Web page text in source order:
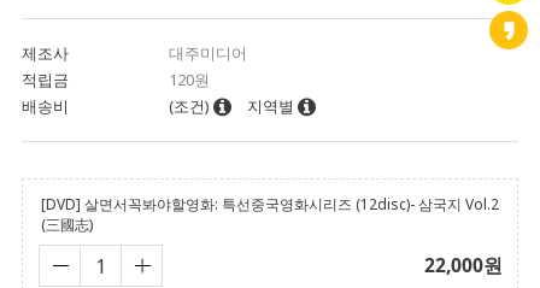
제조사
대주미디어
적립금
120원
배송비
(조건) 지역별
[DVD] 살면서꼭봐야할영화: 특선중국영화시리즈 (12disc)- 삼국지 Vol.2
(三國志)
22,000원